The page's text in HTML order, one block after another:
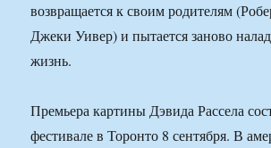
возвращается к своим родителям
Джеки Уивер) и пытается заново
жизнь.
Премьера картины Дэвида Рассела
фестивале в Торонто 8 сентября. В